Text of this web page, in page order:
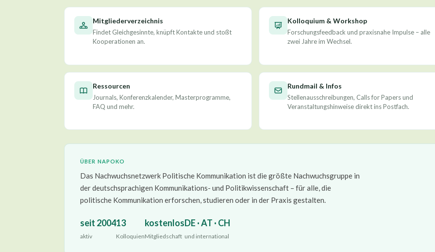
Mitgliederverzeichnis
Findet Gleichgesinnte, knüpft Kontakte und stoßt
Kooperationen an.
Kolloquium & Workshop
Forschungsfeedback und praxisnahe Impulse – alle
zwei Jahre im Wechsel.
Ressourcen
Journals, Konferenzkalender, Masterprogramme,
FAQ und mehr.
Rundmail & Infos
Stellenausschreibungen, Calls for Papers und
Veranstaltungshinweise direkt ins Postfach.
ÜBER NAPOKO
Das Nachwuchsnetzwerk Politische Kommunikation ist die größte Nachwuchsgruppe in
der deutschsprachigen Kommunikations- und Politikwissenschaft – für alle, die
politische Kommunikation erforschen, studieren oder in der Praxis gestalten.
seit 2004
aktiv
13
Kolloquien
kostenlos
Mitgliedschaft
DE · AT · CH
und international